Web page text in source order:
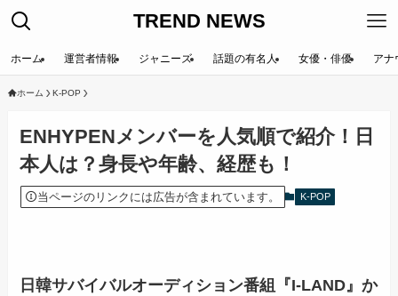
TREND NEWS
ホーム 運営者情報 ジャニーズ 話題の有名人 女優・俳優 アナ
ホーム K-POP
ENHYPENメンバーを人気順で紹介！日
本人は？身長や年齢、経歴も！
当ページのリンクには広告が含まれています。 K-POP
日韓サバイバルオーディション番組『I-LAND』か